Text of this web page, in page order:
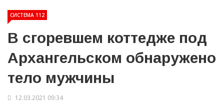
СИСТЕМА 112
В сгоревшем коттедже под
Архангельском обнаружено
тело мужчины
12.03.2021 09:34